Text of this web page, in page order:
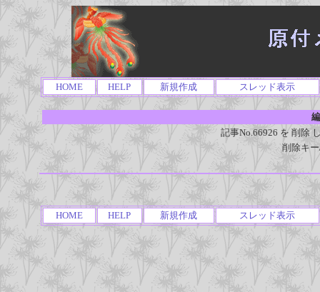
HOME HELP 新規作成 スレッド表示
記事No.66926 を 削除
削除キ
HOME HELP 新規作成 スレッド表示